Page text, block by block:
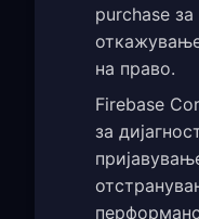
purchase
на право.
Firebase
за